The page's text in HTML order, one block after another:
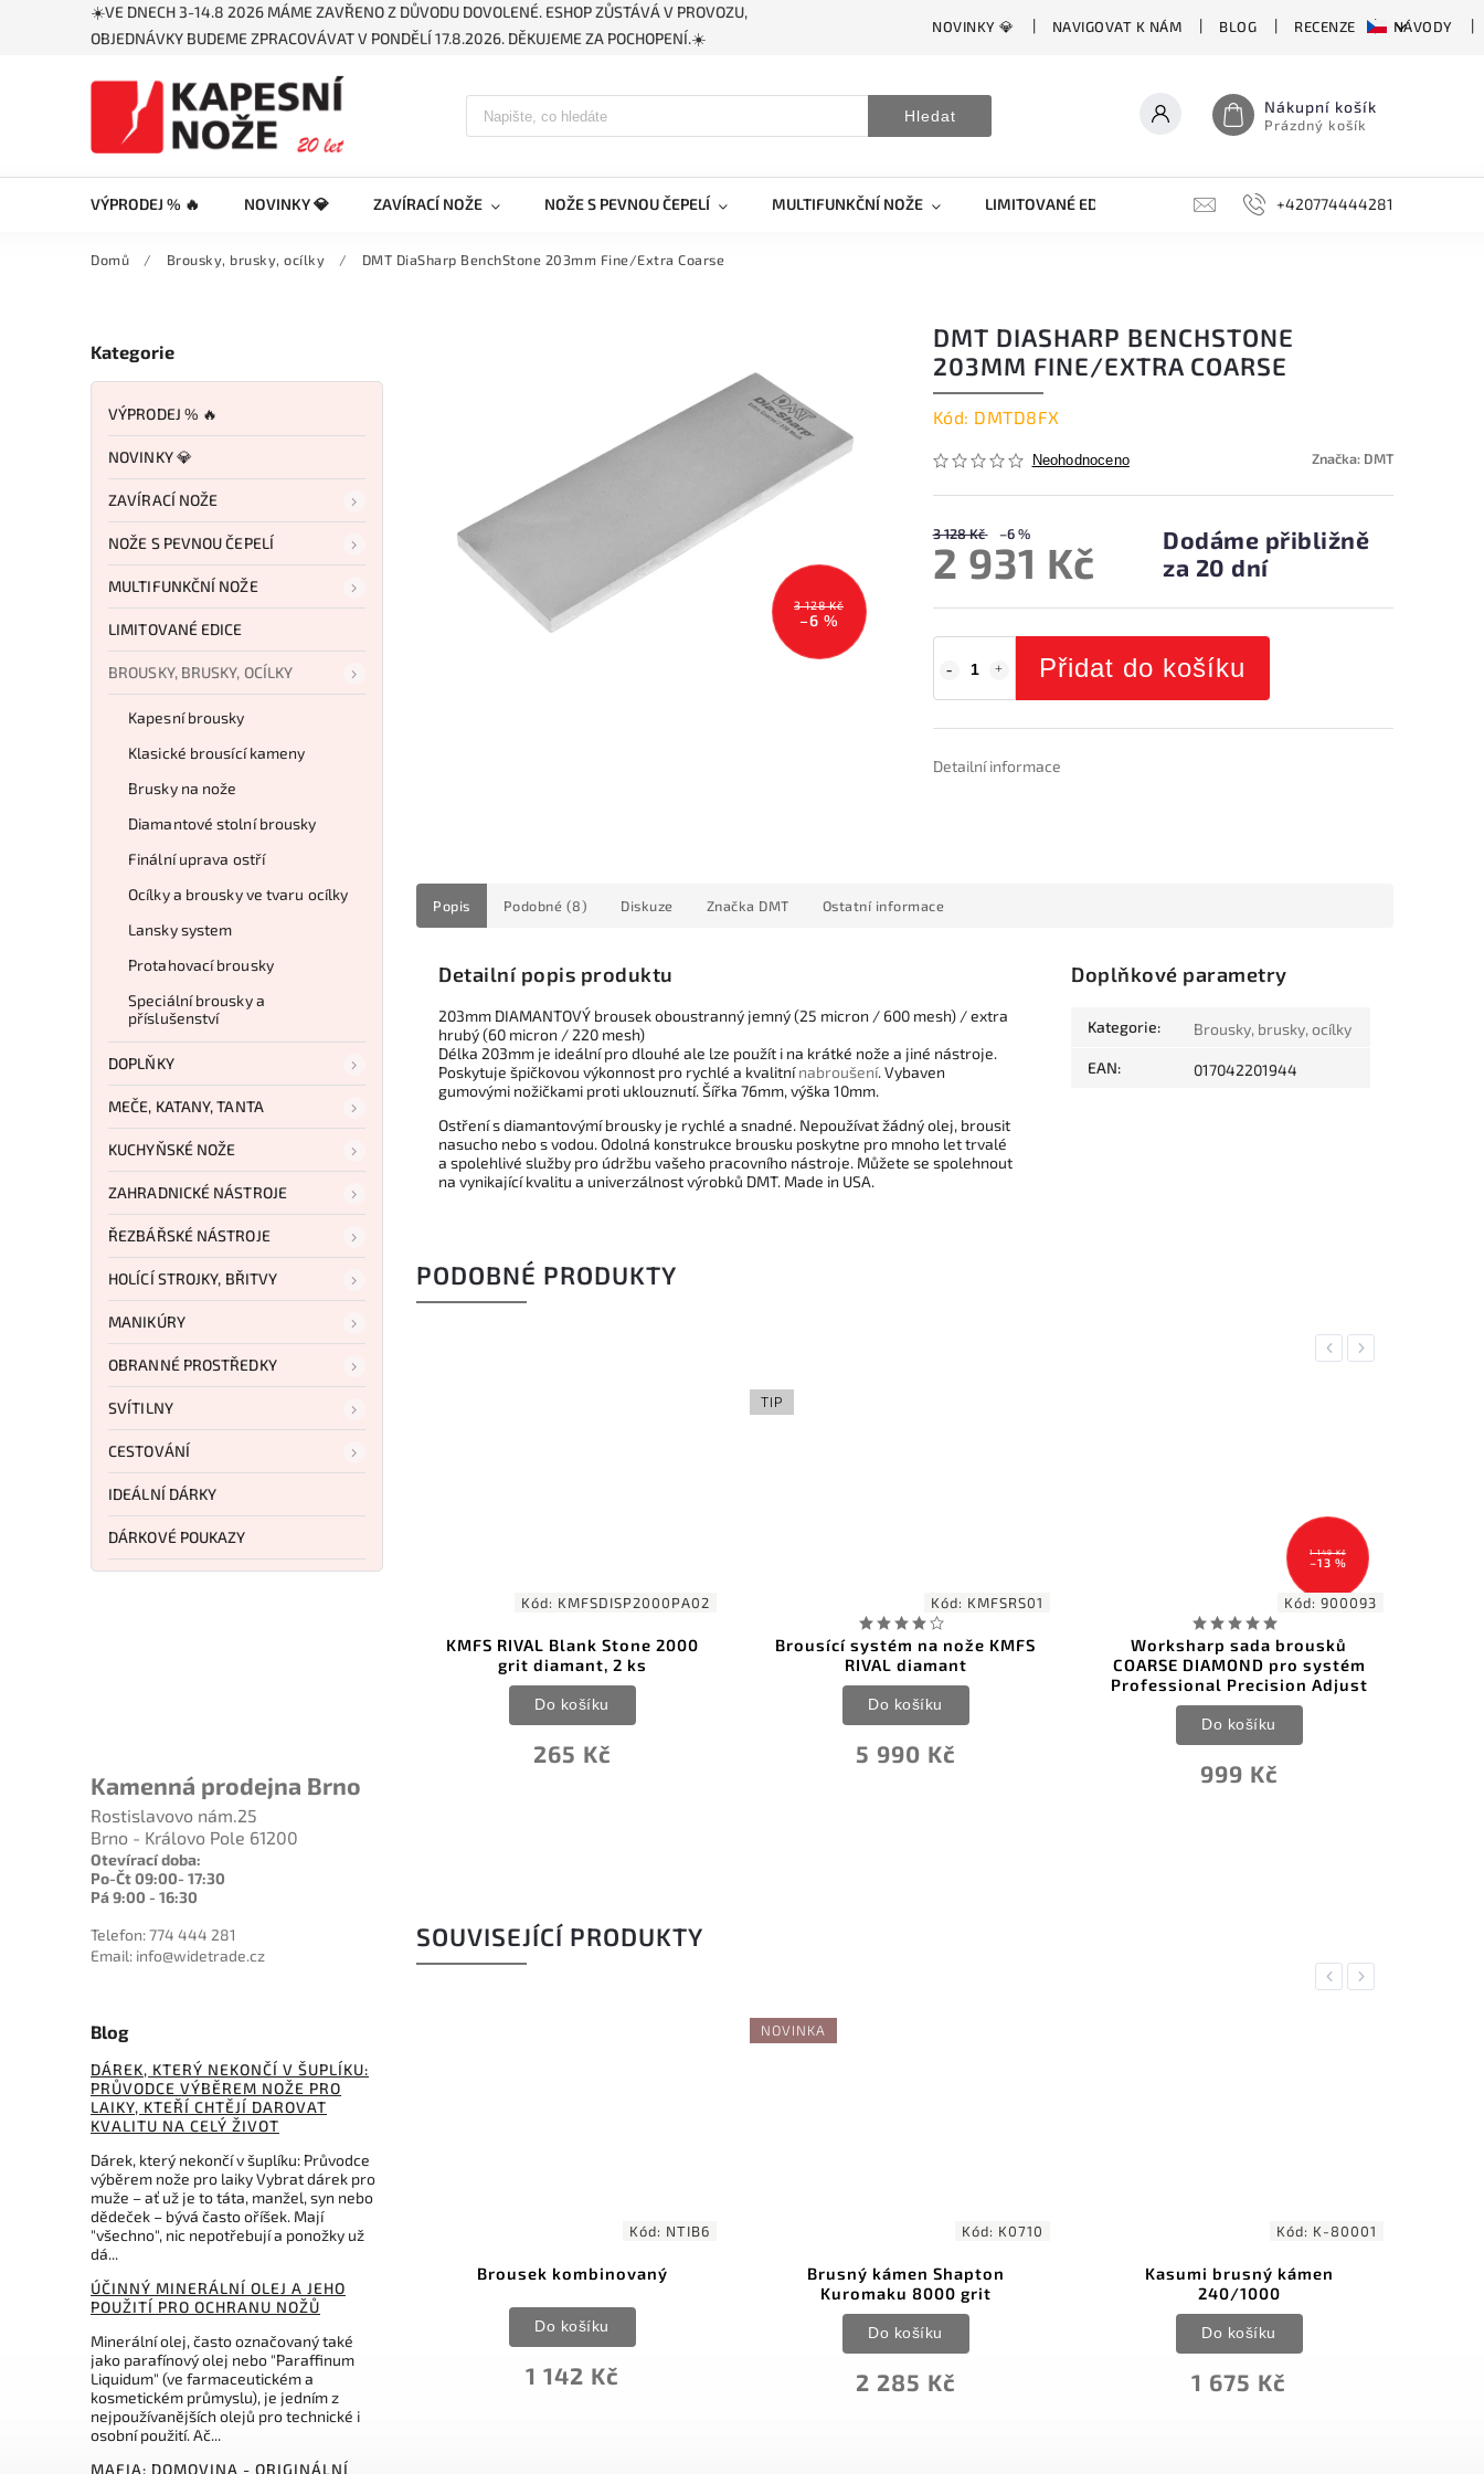
☀️VE DNECH 3-14.8 2026 MÁME ZAVŘENO Z DŮVODU DOVOLENÉ. ESHOP ZŮSTÁVÁ V PROVOZU,
OBJEDNÁVKY BUDEME ZPRACOVÁVAT V PONDĚLÍ 17.8.2026. DĚKUJEME ZA POCHOPENÍ.☀️
NOVINKY 💎 NAVIGOVAT K NÁM BLOG RECENZE NÁVODY
Hledat Nákupní košík
Prázdný košík
VÝPRODEJ % 🔥 NOVINKY 💎 ZAVÍRACÍ NOŽE NOŽE S PEVNOU ČEPELÍ MULTIFUNKČNÍ NOŽE LIMITOVANÉ EDICE BROUSKY, BRUSKY, OCÍLKY
+420774444281
Domů / Brousky, brusky, ocílky / DMT DiaSharp BenchStone 203mm Fine/Extra Coarse
Kategorie
VÝPRODEJ % 🔥
NOVINKY 💎
ZAVÍRACÍ NOŽE
NOŽE S PEVNOU ČEPELÍ
MULTIFUNKČNÍ NOŽE
LIMITOVANÉ EDICE
BROUSKY, BRUSKY, OCÍLKY
Kapesní brousky
Klasické brousící kameny
Brusky na nože
Diamantové stolní brousky
Finální uprava ostří
Ocílky a brousky ve tvaru ocílky
Lansky system
Protahovací brousky
Speciální brousky a
příslušenství
DOPLŇKY
MEČE, KATANY, TANTA
KUCHYŇSKÉ NOŽE
ZAHRADNICKÉ NÁSTROJE
ŘEZBÁŘSKÉ NÁSTROJE
HOLÍCÍ STROJKY, BŘITVY
MANIKÚRY
OBRANNÉ PROSTŘEDKY
SVÍTILNY
CESTOVÁNÍ
IDEÁLNÍ DÁRKY
DÁRKOVÉ POUKAZY
Kamenná prodejna Brno
Rostislavovo nám.25
Brno - Královo Pole 61200
Otevírací doba:
Po-Čt 09:00- 17:30
Pá 9:00 - 16:30
Telefon: 774 444 281
Email: info@widetrade.cz
Blog
DÁREK, KTERÝ NEKONČÍ V ŠUPLÍKU:
PRŮVODCE VÝBĚREM NOŽE PRO
LAIKY, KTEŘÍ CHTĚJÍ DAROVAT
KVALITU NA CELÝ ŽIVOT
Dárek, který nekončí v šuplíku: Průvodce
výběrem nože pro laiky Vybrat dárek pro
muže – ať už je to táta, manžel, syn nebo
dědeček – bývá často oříšek. Mají
"všechno", nic nepotřebují a ponožky už
dá...
ÚČINNÝ MINERÁLNÍ OLEJ A JEHO
POUŽITÍ PRO OCHRANU NOŽŮ
Minerální olej, často označovaný také
jako parafínový olej nebo "Paraffinum
Liquidum" (ve farmaceutickém a
kosmetickém průmyslu), je jedním z
nejpoužívanějších olejů pro technické i
osobní použití. Ač...
MAFIA: DOMOVINA - ORIGINÁLNÍ
3 128 Kč
–6 %
DMT DIASHARP BENCHSTONE
203MM FINE/EXTRA COARSE
Kód: DMTD8FX
Neohodnoceno Značka: DMT
3 128 Kč –6 %
2 931 Kč
Dodáme přibližně
za 20 dní
Přidat do košíku
Detailní informace
Popis Podobné (8) Diskuze Značka DMT Ostatní informace
Detailní popis produktu
203mm DIAMANTOVÝ brousek oboustranný jemný (25 micron / 600 mesh) / extra
hrubý (60 micron / 220 mesh)
Délka 203mm je ideální pro dlouhé ale lze použít i na krátké nože a jiné nástroje.
Poskytuje špičkovou výkonnost pro rychlé a kvalitnínabroušení. Vybaven
gumovými nožičkami proti uklouznutí. Šířka 76mm, výška 10mm.
Ostření s diamantovýmí brousky je rychlé a snadné. Nepoužívat žádný olej, brousit
nasucho nebo s vodou. Odolná konstrukce brousku poskytne pro mnoho let trvalé
a spolehlivé služby pro údržbu vašeho pracovního nástroje. Můžete se spolehnout
na vynikající kvalitu a univerzálnost výrobků DMT. Made in USA.
Doplňkové parametry
Kategorie: Brousky, brusky, ocílky
EAN: 017042201944
PODOBNÉ PRODUKTY
Previous
989 Kč
Kód: KMFSDISP2000PA02
KMFS RIVAL Blank Stone 2000
grit diamant, 2 ks
265 Kč
Do košíku
TIP
Kód: KMFSRS01
Brousící systém na nože KMFS
RIVAL diamant
5 990 Kč
Do košíku
1 149 Kč
–13 %
Kód: 900093
Worksharp sada brousků
COARSE DIAMOND pro systém
Professional Precision Adjust
999 Kč
Do košíku
Next
SOUVISEJÍCÍ PRODUKTY
Previous
Kód:AC169
209 Kč
Kód: NTIB6
Brousek kombinovaný
1 142 Kč
Do košíku
NOVINKA
Kód: K0710
Brusný kámen Shapton
Kuromaku 8000 grit
2 285 Kč
Do košíku
Kód: K-80001
Kasumi brusný kámen
240/1000
1 675 Kč
Do košíku
Next